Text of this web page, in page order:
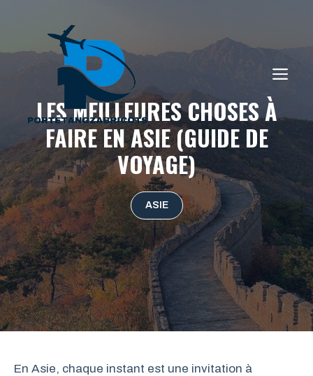
LES MEILLEURES CHOSES À
FAIRE EN ASIE (GUIDE DE
VOYAGE)
ASIE
En Asie, chaque instant est une invitation à